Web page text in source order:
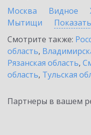
Москва
Видное
Мытищи
Смотрите также:
область,
Рязанская область,
область, Тульская
Партнеры в вашем